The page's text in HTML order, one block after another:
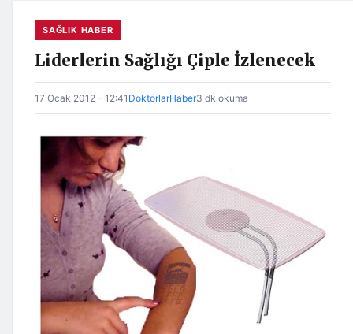
SAĞLIK HABER
Liderlerin Sağlığı Çiple İzlenecek
17 Ocak 2012 – 12:41 DoktorlarHaber3 dk okuma